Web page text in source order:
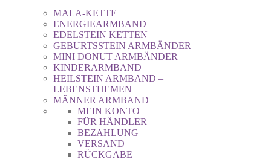
MALA-KETTE
ENERGIEARMBAND
EDELSTEIN KETTEN
GEBURTSSTEIN ARMBÄNDER
MINI DONUT ARMBÄNDER
KINDERARMBAND
HEILSTEIN ARMBAND –
LEBENSTHEMEN
MÄNNER ARMBAND
MEIN KONTO
FÜR HÄNDLER
BEZAHLUNG
VERSAND
RÜCKGABE